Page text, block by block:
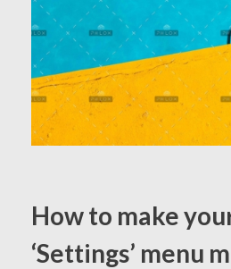
How to make
‘Settings’ menu